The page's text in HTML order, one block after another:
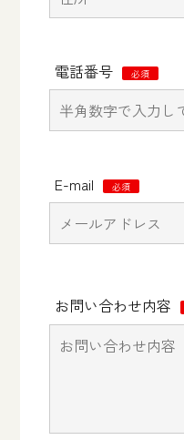
電話番号 必須
E-mail 必須
お問い合わせ内容